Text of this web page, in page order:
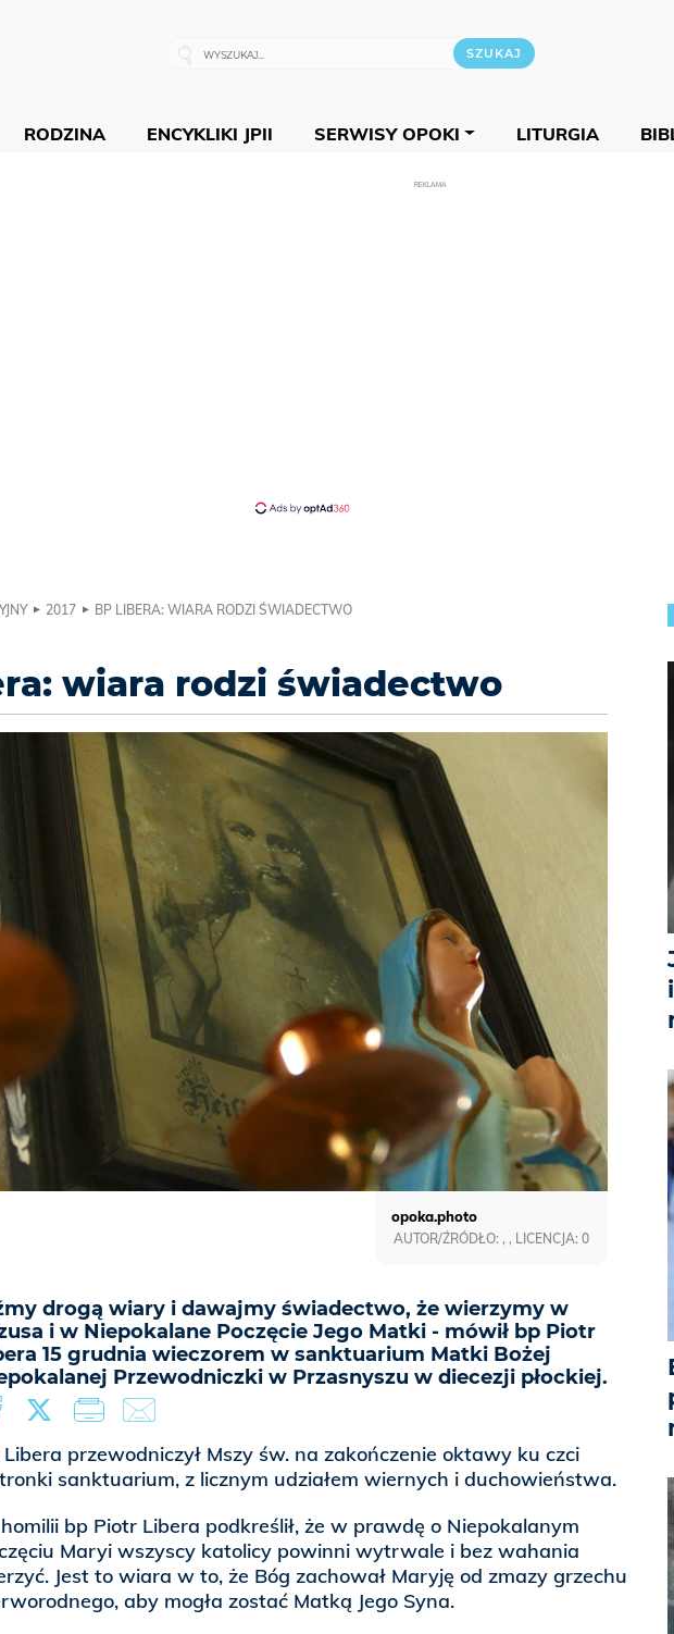
RODZINA ENCYKLIKI JPII SERWISY OPOKI LITURGIA
REKLAMA
2017 BP LIBERA: WIARA RODZI ŚWIADECTWO
wiara rodzi świadectwo
drogą wiary i dawajmy świadectwo, że wierzymy w
i w Niepokalane Poczęcie Jego Matki - mówił bp Piotr
15 grudnia wieczorem w sanktuarium Matki Bożej
Przewodniczki w Przasnyszu w diecezji płockiej.
opoka.photo
AUTOR/ŹRÓDŁO: , , LICENCJA: 0
Libera przewodniczył Mszy św. na zakończenie oktawy ku czci
sanktuarium, z licznym udziałem wiernych i duchowieństwa.
bp Piotr Libera podkreślił, że w prawdę o Niepokalanym
Maryi wszyscy katolicy powinni wytrwale i bez wahania
Jest to wiara w to, że Bóg zachował Maryję od zmazy grzechu
aby mogła zostać Matką Jego Syna.